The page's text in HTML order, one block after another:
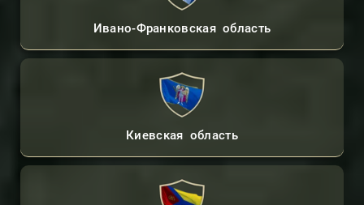
Ивано-Франковская область
Киевская область